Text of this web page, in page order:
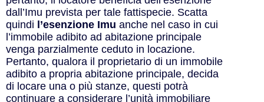
dall’Imu prevista per tale fattispecie. Scatta
quindi l’esenzione Imu anche nel caso in cui
l’immobile adibito ad abitazione principale
venga parzialmente ceduto in locazione.
Pertanto, qualora il proprietario di un immobile
adibito a propria abitazione principale, decida
di locare una o più stanze, questi potrà
continuare a considerare l’unità immobiliare